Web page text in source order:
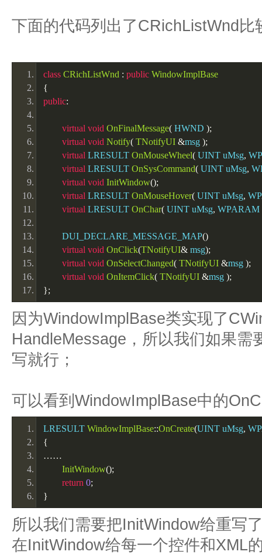
下面的代码列出了CRichListWnd比
class CRichListWnd : public WindowImplBase
{
public:
virtual void OnFinalMessage( HWND );
virtual void Notify( TNotifyUI &msg );
virtual LRESULT OnMouseWheel( UINT uMsg,
virtual LRESULT OnSysCommand( UINT uMsg,
virtual void InitWindow();
virtual LRESULT OnMouseHover( UINT uMsg,
virtual LRESULT OnChar( UINT uMsg, WPARAM
	DUI_DECLARE_MESSAGE_MAP
()
virtual void OnClick(TNotifyUI& msg);
virtual void OnSelectChanged( TNotifyUI &msg );
virtual void OnItemClick( TNotifyUI &msg );
};
因为WindowImplBase类实现了
HandleMessage，所以我们如果需
写就行；
可以看到WindowImplBase中的
LRESULT WindowImplBase::OnCreate(UINT uMsg,
{
……
InitWindow();
return 0;
}
所以我们需要把InitWindow给重写
在InitWindow给每一个控件和XML